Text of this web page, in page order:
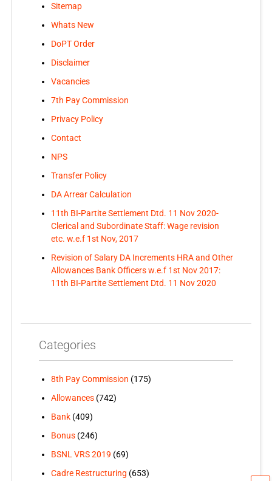
Sitemap
Whats New
DoPT Order
Disclaimer
Vacancies
7th Pay Commission
Privacy Policy
Contact
NPS
Transfer Policy
DA Arrear Calculation
11th BI-Partite Settlement Dtd. 11 Nov 2020-
Clerical and Subordinate Staff: Wage revision
etc. w.e.f 1st Nov, 2017
Revision of Salary DA Increments HRA and Other
Allowances Bank Officers w.e.f 1st Nov 2017:
11th BI-Partite Settlement Dtd. 11 Nov 2020
Categories
8th Pay Commission (175)
Allowances(742)
Bank(409)
Bonus(246)
BSNL VRS 2019 (69)
Cadre Restructuring (653)